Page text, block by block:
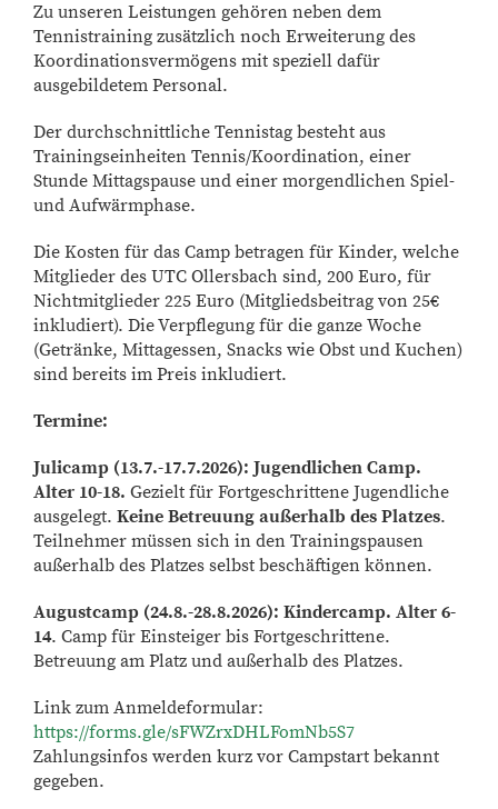
Zu unseren Leistungen gehören neben dem
Tennistraining zusätzlich noch Erweiterung des
Koordinationsvermögens mit speziell dafür
ausgebildetem Personal.
Der durchschnittliche Tennistag besteht aus
Trainingseinheiten Tennis/Koordination, einer
Stunde Mittagspause und einer morgendlichen Spiel-
und Aufwärmphase.
Die Kosten für das Camp betragen für Kinder, welche
Mitglieder des UTC Ollersbach sind, 200 Euro, für
Nichtmitglieder 225 Euro (Mitgliedsbeitrag von 25€
inkludiert). Die Verpflegung für die ganze Woche
(Getränke, Mittagessen, Snacks wie Obst und Kuchen)
sind bereits im Preis inkludiert.
Termine:
Julicamp (13.7.-17.7.2026): Jugendlichen Camp.
Alter 10-18. Gezielt für Fortgeschrittene Jugendliche
ausgelegt. Keine Betreuung außerhalb des Platzes.
Teilnehmer müssen sich in den Trainingspausen
außerhalb des Platzes selbst beschäftigen können.
Augustcamp (24.8.-28.8.2026): Kindercamp. Alter 6-
14. Camp für Einsteiger bis Fortgeschrittene.
Betreuung am Platz und außerhalb des Platzes.
Link zum Anmeldeformular:
https://forms.gle/sFWZrxDHLFomNb5S7
Zahlungsinfos werden kurz vor Campstart bekannt
gegeben.